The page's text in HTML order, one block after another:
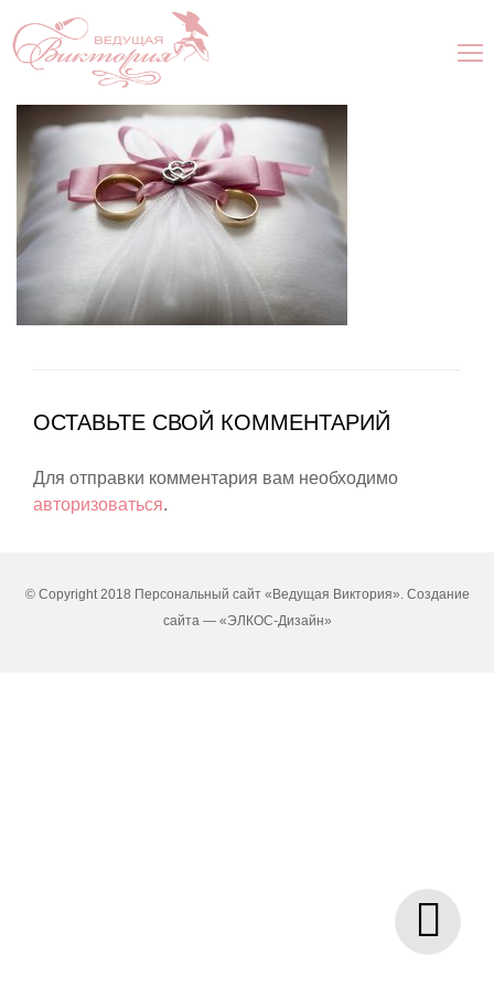
ОСТАВЬТЕ СВОЙ КОММЕНТАРИЙ
Для отправки комментария вам необходимо
авторизоваться.
© Copyright 2018 Персональный сайт «Ведущая Виктория». Создание
сайта — «ЭЛКОС-Дизайн»